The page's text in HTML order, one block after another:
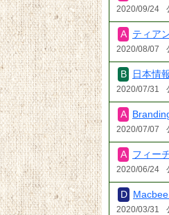
2020/09/24
ティア
2020/08/07
日本情
2020/07/31
2020/07/07
フィー
2020/06/24
2020/03/31